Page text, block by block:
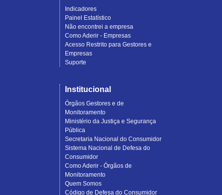
Indicadores
Painel Estatístico
Não encontrei a empresa
Como Aderir - Empresas
Acesso Restrito para Gestores e
Empresas
Suporte
Institucional
Órgãos Gestores e de
Monitoramento
Ministério da Justiça e Segurança
Pública
Secretaria Nacional do Consumidor
Sistema Nacional de Defesa do
Consumidor
Como Aderir - Órgãos de
Monitoramento
Quem Somos
Código de Defesa do Consumidor